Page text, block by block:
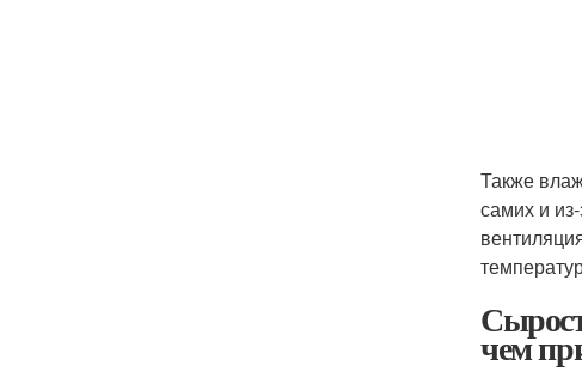
Также
самих и
чем